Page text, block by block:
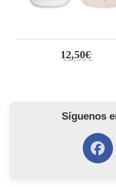
12,50€
Síguenos